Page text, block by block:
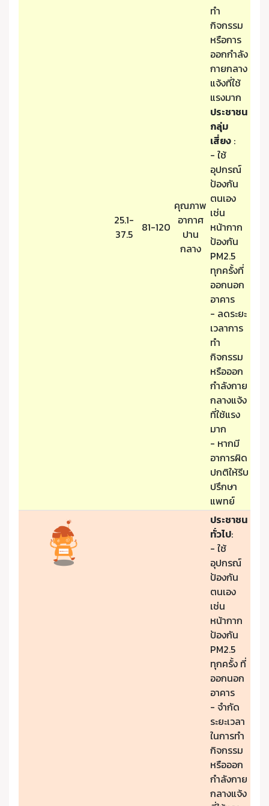
25.1-
37.5
81-120
คุณภาพ
อากาศ
ปาน
กลาง
ทำ
กิจกรรม
หรือการ
ออกกำลัง
กายกลาง
แจ้งที่ใช้
แรงมาก
ประชาชน
กลุ่ม
เสี่ยง :
- ใช้
อุปกรณ์
ป้องกัน
ตนเอง
เช่น
หน้ากาก
ป้องกัน
PM2.5
ทุกครั้งที่
ออกนอก
อาคาร
- ลดระยะ
เวลาการ
ทำ
กิจกรรม
หรือออก
กำลังกาย
กลางแจ้ง
ที่ใช้แรง
มาก
- หากมี
อาการผิด
ปกติให้รีบ
ปรึกษา
แพทย์
ประชาชน
ทั่วไป:
- ใช้
อุปกรณ์
ป้องกัน
ตนเอง
เช่น
หน้ากาก
ป้องกัน
PM2.5
ทุกครั้ง ที่
ออกนอก
อาคาร
- จำกัด
ระยะเวลา
ในการทำ
กิจกรรม
หรือออก
กำลังกาย
กลางแจ้ง